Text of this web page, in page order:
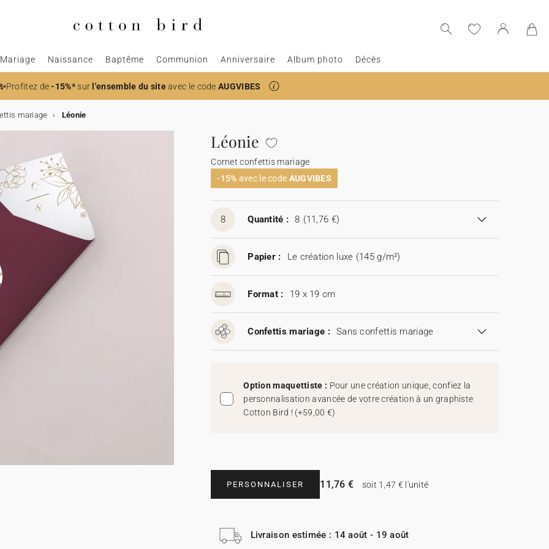
Mariage Naissance Baptême Communion Anniversaire Album photo Décès
Profitez de-15%*surl'ensemble du siteavec le code AUGVIBES
mariage Léonie
Léonie
Cornet confettis mariage
-15% avec le code AUGVIBES
8 Quantité : 8 (11,76 €)
Papier : Le création luxe (145 g/m²)
Format : 19 x 19 cm
Confettis mariage : Sans confettis mariage
Option maquettiste : Pour une création unique, confiez la
personnalisation avancée de votre création à un graphiste
Cotton Bird ! (+59,00 €)
PERSONNALISER 11,76 € soit 1,47 € l'unité
Livraison estimée : 14 août - 19 août